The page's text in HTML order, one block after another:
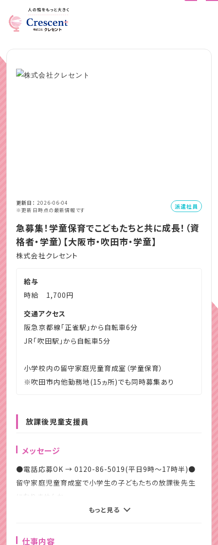
更新日
2026-06-04
※更新日時点の最新情報です
派遣社員
急募集！学童保育でこどもたちと共に成長！（資
格者・学童）【大阪市・吹田市・学童】
株式会社クレセント
給与
時給 1,700円
交通アクセス
阪急京都線「正雀駅」から自転車6分
JR「吹田駅」から自転車5分
小学校内の留守家庭児童育成室（学童保育）
※吹田市内他勤務地(15ヵ所)でも同時募集あり
放課後児童支援員
メッセージ
●電話応募OK → 0120-86-5019(平日9時～17時半)●
留守家庭児童育成室で小学生の子どもたちの放課後先生
になりませんか。
放課後児童支援員・保育士免許・幼稚園または教員免許資
20～50代の幅ひろい年齢で男女ともに活躍中！
もっと見る
仕事内容